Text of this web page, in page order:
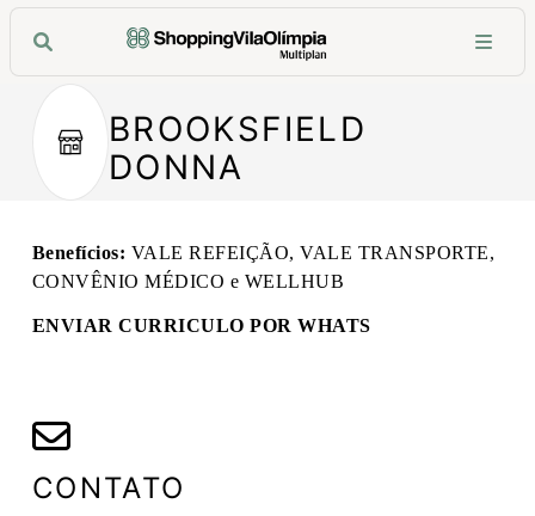
BROOKSFIELD
DONNA
CONTATO
Benefícios: VALE REFEIÇÃO, VALE TRANSPORTE,
CONVÊNIO MÉDICO e WELLHUB
ENVIAR CURRICULO POR WHATS